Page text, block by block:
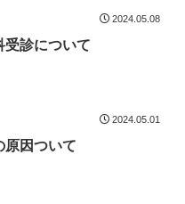
2024.05.08
受診について
2024.05.01
原因ついて